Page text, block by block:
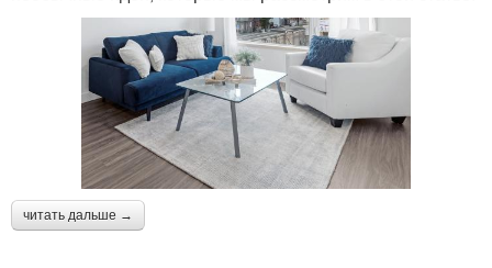
читать дальше →